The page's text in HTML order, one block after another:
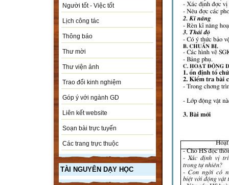
Người tốt - Việc tốt
Lịch công tác
Thông báo
Thư mời
Thư viện ảnh
Trao đổi kinh nghiệm
Góp ý với ngành GD
Liên kết website
Soạn bài trực tuyến
Các trang trực thuộc
TÀI NGUYÊN DẠY HỌC